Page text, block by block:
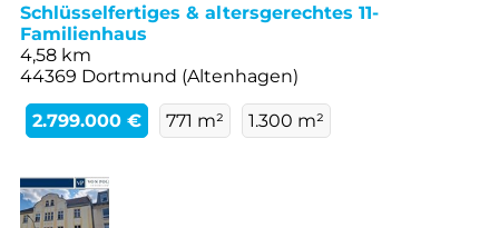
Schlüsselfertiges & altersgerechtes 11-
Familienhaus
4,58 km
44369 Dortmund (Altenhagen)
2.799.000 € 771 m² 1.300 m²